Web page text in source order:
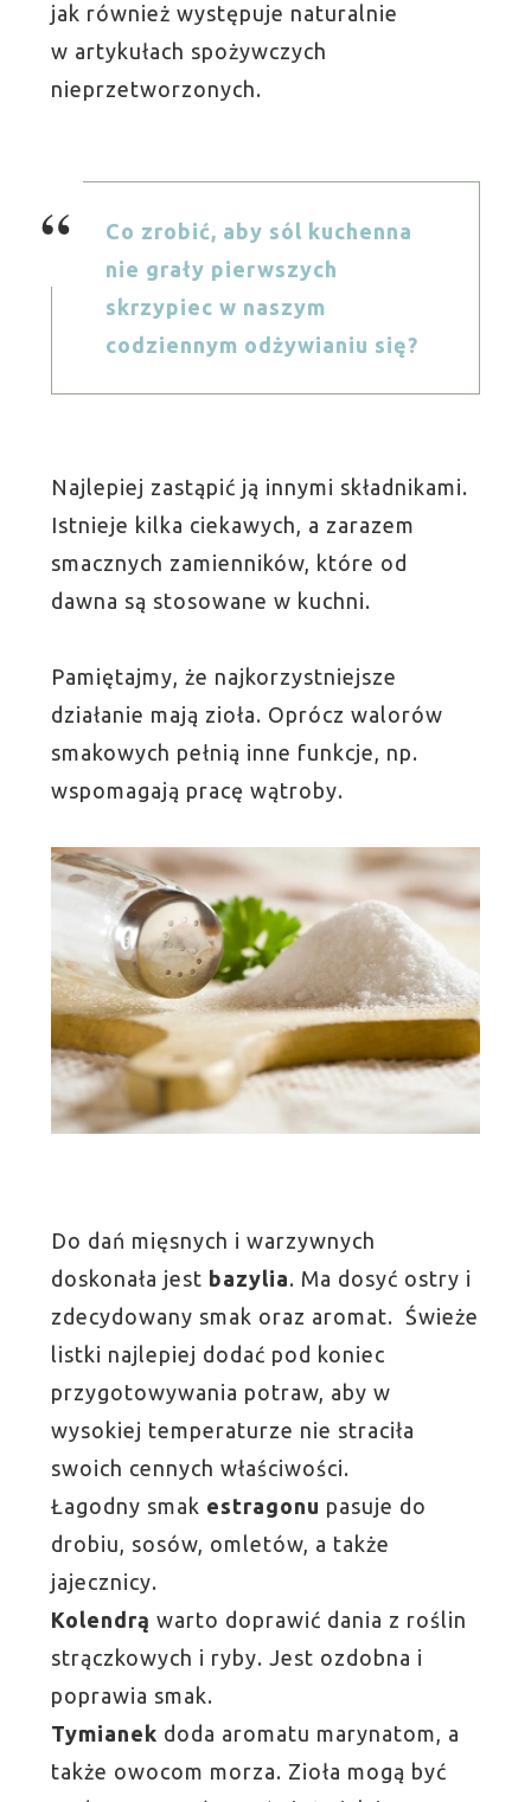
jak również występuje naturalnie
w artykułach spożywczych
nieprzetworzonych.
Co zrobić, aby sól kuchenna
nie grały pierwszych
skrzypiec w naszym
codziennym odżywianiu się?
Najlepiej zastąpić ją innymi składnikami.
Istnieje kilka ciekawych, a zarazem
smacznych zamienników, które od
dawna są stosowane w kuchni.
Pamiętajmy, że najkorzystniejsze
działanie mają zioła. Oprócz walorów
smakowych pełnią inne funkcje, np.
wspomagają pracę wątroby.
Do dań mięsnych i warzywnych
doskonała jest bazylia. Ma dosyć ostry i
zdecydowany smak oraz aromat. Świeże
listki najlepiej dodać pod koniec
przygotowywania potraw, aby w
wysokiej temperaturze nie straciła
swoich cennych właściwości.
Łagodny smak estragonu pasuje do
drobiu, sosów, omletów, a także
jajecznicy.
Kolendrą warto doprawić dania z roślin
strączkowych i ryby. Jest ozdobna i
poprawia smak.
Tymianek doda aromatu marynatom, a
także owocom morza. Zioła mogą być